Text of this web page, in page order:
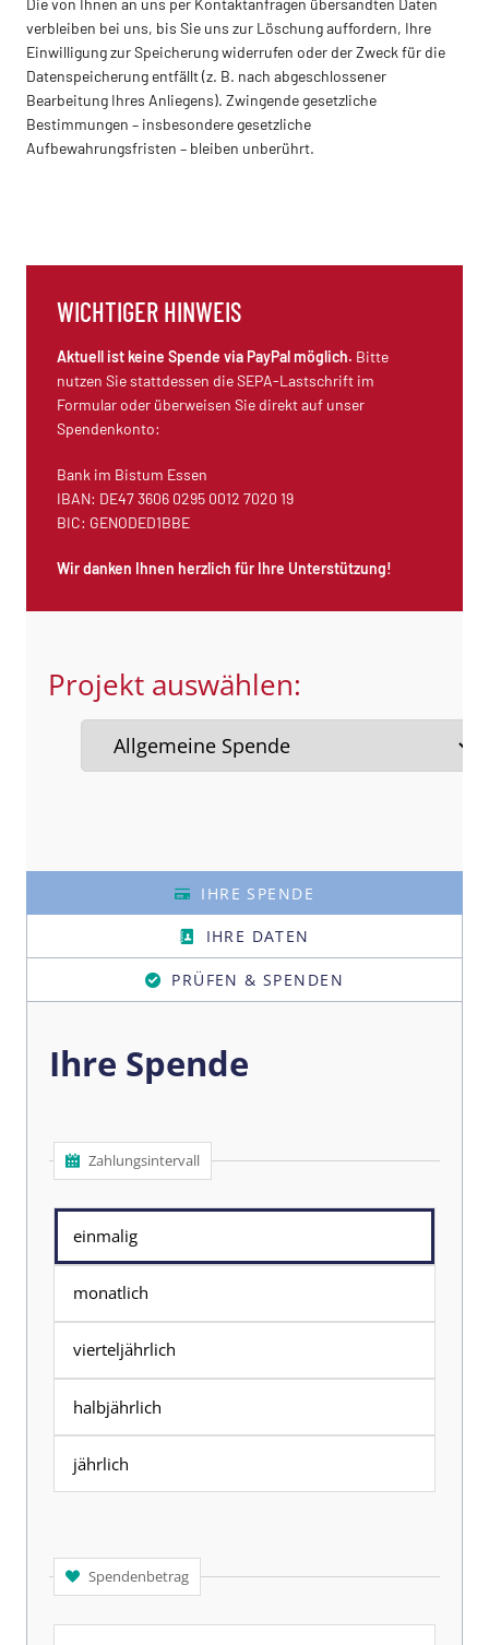
Die von Ihnen an uns per Kontaktanfragen übersandten Daten
verbleiben bei uns, bis Sie uns zur Löschung auffordern, Ihre
Einwilligung zur Speicherung widerrufen oder der Zweck für die
Datenspeicherung entfällt (z. B. nach abgeschlossener
Bearbeitung Ihres Anliegens). Zwingende gesetzliche
Bestimmungen – insbesondere gesetzliche
Aufbewahrungsfristen – bleiben unberührt.
WICHTIGER HINWEIS
Aktuell ist keine Spende via PayPal möglich. Bitte
nutzen Sie stattdessen die SEPA-Lastschrift im
Formular oder überweisen Sie direkt auf unser
Spendenkonto:
Bank im Bistum Essen
IBAN: DE47 3606 0295 0012 7020 19
BIC: GENODED1BBE
Wir danken Ihnen herzlich für Ihre Unterstützung!